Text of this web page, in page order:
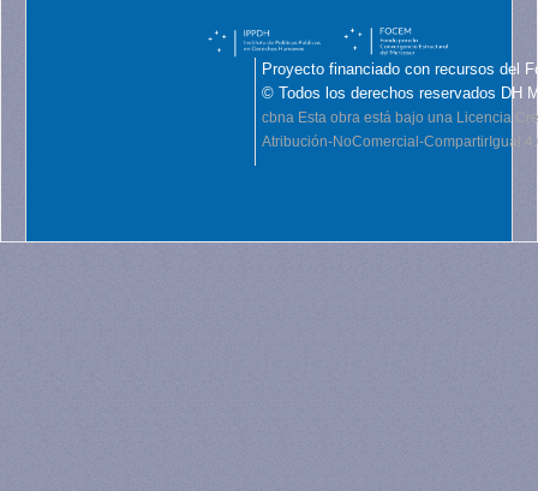
Proyecto financiado con recursos del
© Todos los derechos reservados DH
cbna Esta obra está bajo una Licencia
Atribución-NoComercial-CompartirIgual